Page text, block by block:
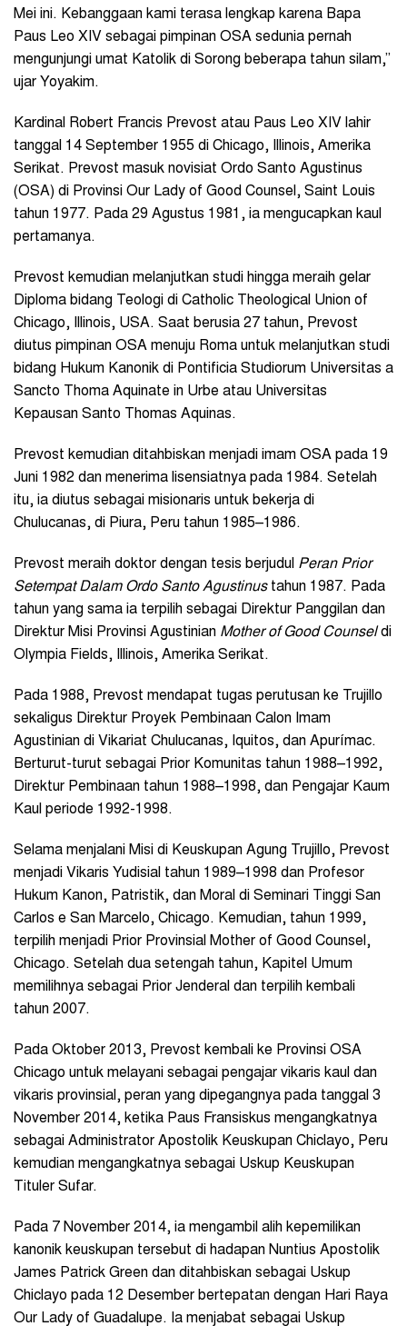
Mei ini. Kebanggaan kami terasa lengkap karena Bapa
Paus Leo XIV sebagai pimpinan OSA sedunia pernah
mengunjungi umat Katolik di Sorong beberapa tahun silam,”
ujar Yoyakim.
Kardinal Robert Francis Prevost atau Paus Leo XIV lahir
tanggal 14 September 1955 di Chicago, Illinois, Amerika
Serikat. Prevost masuk novisiat Ordo Santo Agustinus
(OSA) di Provinsi Our Lady of Good Counsel, Saint Louis
tahun 1977. Pada 29 Agustus 1981, ia mengucapkan kaul
pertamanya.
Prevost kemudian melanjutkan studi hingga meraih gelar
Diploma bidang Teologi di Catholic Theological Union of
Chicago, Illinois, USA. Saat berusia 27 tahun, Prevost
diutus pimpinan OSA menuju Roma untuk melanjutkan studi
bidang Hukum Kanonik di Pontificia Studiorum Universitas a
Sancto Thoma Aquinate in Urbe atau Universitas
Kepausan Santo Thomas Aquinas.
Prevost kemudian ditahbiskan menjadi imam OSA pada 19
Juni 1982 dan menerima lisensiatnya pada 1984. Setelah
itu, ia diutus sebagai misionaris untuk bekerja di
Chulucanas, di Piura, Peru tahun 1985–1986.
Prevost meraih doktor dengan tesis berjudul Peran Prior
Setempat Dalam Ordo Santo Agustinustahun 1987. Pada
tahun yang sama ia terpilih sebagai Direktur Panggilan dan
Direktur Misi Provinsi Agustinian Mother of Good Counseldi
Olympia Fields, Illinois, Amerika Serikat.
Pada 1988, Prevost mendapat tugas perutusan ke Trujillo
sekaligus Direktur Proyek Pembinaan Calon Imam
Agustinian di Vikariat Chulucanas, Iquitos, dan Apurímac.
Berturut-turut sebagai Prior Komunitas tahun 1988–1992,
Direktur Pembinaan tahun 1988–1998, dan Pengajar Kaum
Kaul periode 1992-1998.
Selama menjalani Misi di Keuskupan Agung Trujillo, Prevost
menjadi Vikaris Yudisial tahun 1989–1998 dan Profesor
Hukum Kanon, Patristik, dan Moral di Seminari Tinggi San
Carlos e San Marcelo, Chicago. Kemudian, tahun 1999,
terpilih menjadi Prior Provinsial Mother of Good Counsel,
Chicago. Setelah dua setengah tahun, Kapitel Umum
memilihnya sebagai Prior Jenderal dan terpilih kembali
tahun 2007.
Pada Oktober 2013, Prevost kembali ke Provinsi OSA
Chicago untuk melayani sebagai pengajar vikaris kaul dan
vikaris provinsial, peran yang dipegangnya pada tanggal 3
November 2014, ketika Paus Fransiskus mengangkatnya
sebagai Administrator Apostolik Keuskupan Chiclayo, Peru
kemudian mengangkatnya sebagai Uskup Keuskupan
Tituler Sufar.
Pada 7 November 2014, ia mengambil alih kepemilikan
kanonik keuskupan tersebut di hadapan Nuntius Apostolik
James Patrick Green dan ditahbiskan sebagai Uskup
Chiclayo pada 12 Desember bertepatan dengan Hari Raya
Our Lady of Guadalupe. Ia menjabat sebagai Uskup